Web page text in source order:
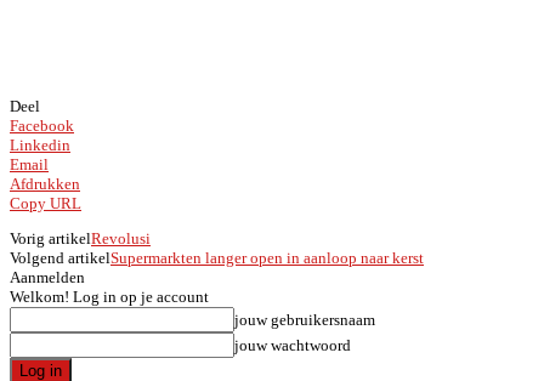
Deel
Facebook
Linkedin
Email
Afdrukken
Copy URL
Vorig artikelRevolusi
Volgend artikelSupermarkten langer open in aanloop naar kerst
Aanmelden
Welkom! Log in op je account
jouw gebruikersnaam
jouw wachtwoord